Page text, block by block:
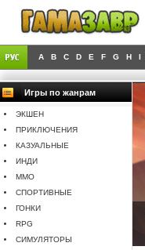
A B C D E F G H I
Игры по жанрам
ЭКШЕН
ПРИКЛЮЧЕНИЯ
КАЗУАЛЬНЫЕ
ИНДИ
MMO
СПОРТИВНЫЕ
ГОНКИ
RPG
СИМУЛЯТОРЫ